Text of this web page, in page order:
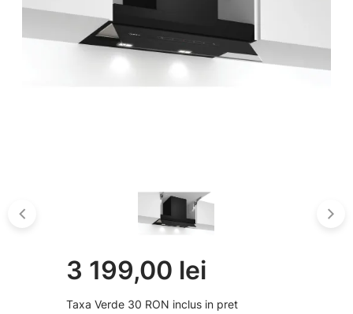
3 199,00 lei
Taxa Verde 30 RON inclus in pret